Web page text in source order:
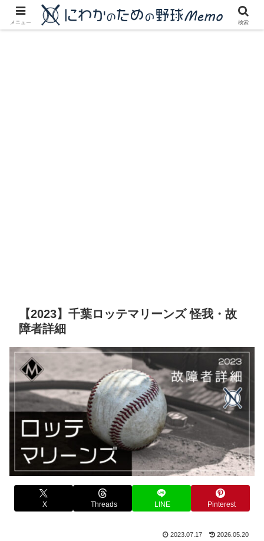
にわかに優しいプロ野球ブログ
【2023】千葉ロッテマリーンズ 怪我・故
障者詳細
X Threads LINE Pinterest
2023.07.17 2026.05.20
メニュー 検索